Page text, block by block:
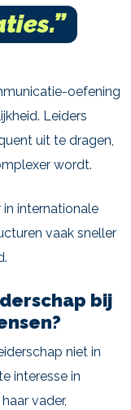
oefening
Leiders
uit te dragen,
wordt.
internationale
vaak sneller
bij
niet in
interesse in
vader,